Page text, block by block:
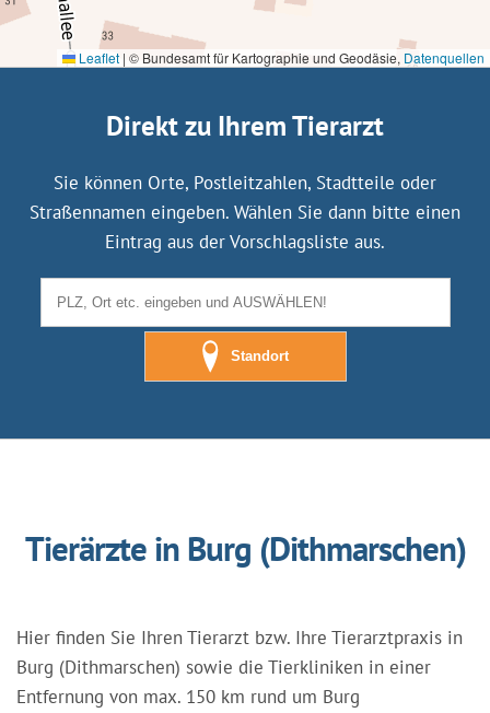
Leaflet | © Bundesamt für Kartographie und Geodäsie, Datenquellen
Direkt zu Ihrem Tierarzt
Sie können Orte, Postleitzahlen, Stadtteile oder
Straßennamen eingeben. Wählen Sie dann bitte einen
Eintrag aus der Vorschlagsliste aus.
Standort
Tierärzte in Burg (Dithmarschen)
Hier finden Sie Ihren Tierarzt bzw. Ihre Tierarztpraxis in
Burg (Dithmarschen) sowie die Tierkliniken in einer
Entfernung von max. 150 km rund um Burg